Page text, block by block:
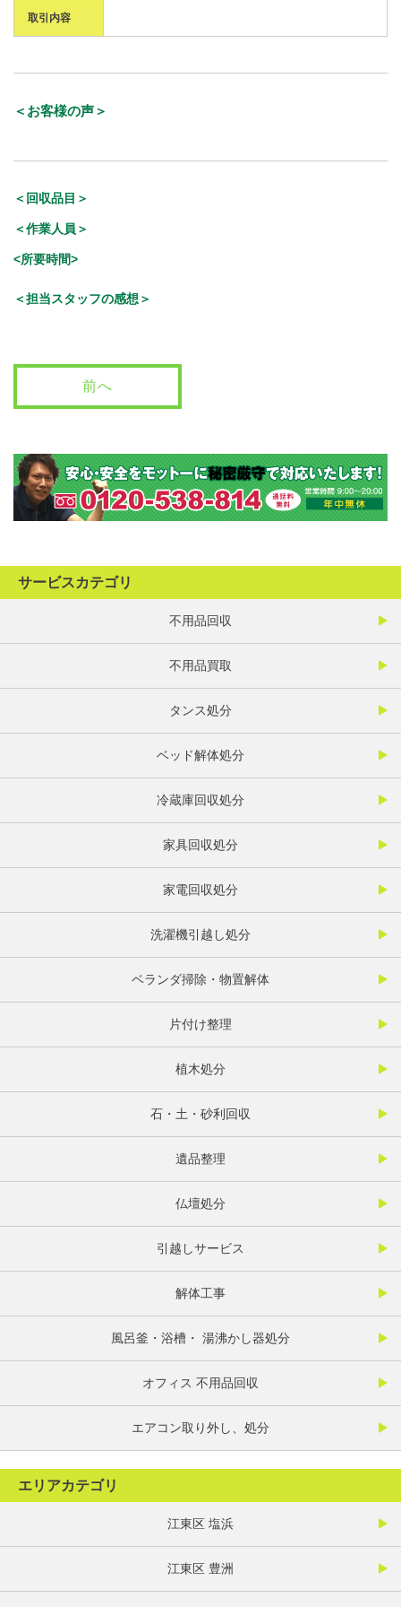
取引内容
＜お客様の声＞
＜回収品目＞
＜作業人員＞
<所要時間>
＜担当スタッフの感想＞
前へ
サービスカテゴリ
不用品回収
不用品買取
タンス処分
ベッド解体処分
冷蔵庫回収処分
家具回収処分
家電回収処分
洗濯機引越し処分
ベランダ掃除・物置解体
片付け整理
植木処分
石・土・砂利回収
遺品整理
仏壇処分
引越しサービス
解体工事
風呂釜・浴槽・ 湯沸かし器処分
オフィス 不用品回収
エアコン取り外し、処分
エリアカテゴリ
江東区 塩浜
江東区 豊洲